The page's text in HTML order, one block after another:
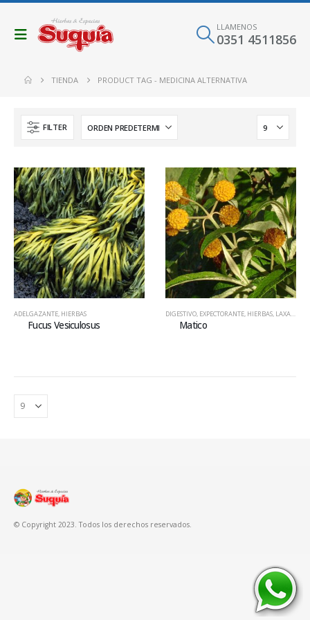
LLAMENOS
0351 4511856
TIENDA PRODUCT TAG - MEDICINA ALTERNATIVA
FILTER
ADELGAZANTE, HIERBAS
Fucus Vesiculosus
DIGESTIVO, EXPECTORANTE, HIERBAS, LAXANTE / PURGANTE
Matico
© Copyright 2023. Todos los derechos reservados.